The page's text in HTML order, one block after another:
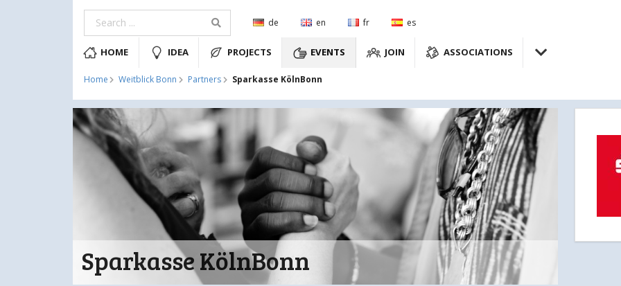
de en fr es
HOME IDEA PROJECTS EVENTS JOIN ASSOCIATIONS
Home Weitblick Bonn Partners Sparkasse KölnBonn
Sparkasse KölnBonn